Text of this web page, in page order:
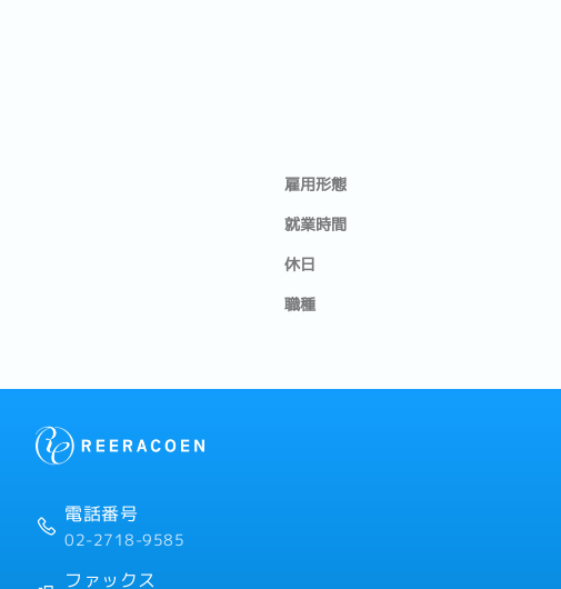
雇用形態
就業時間
休日
職種
電話番号
02-2718-9585
ファックス